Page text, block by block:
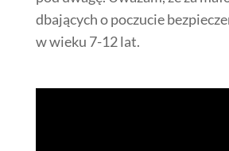
dbających o poczucie
w wieku 7-12 lat.